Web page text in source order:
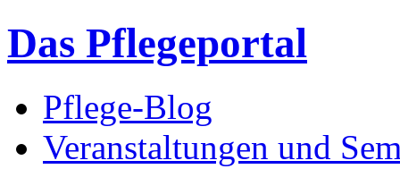
Das Pflegeportal
Pflege-Blog
Veranstaltungen und